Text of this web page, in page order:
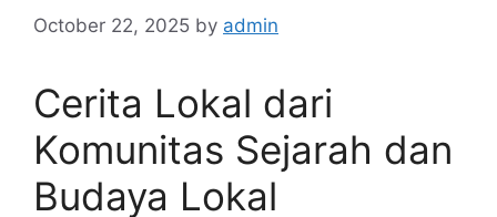
October 22, 2025 by admin
Cerita Lokal dari
Komunitas Sejarah dan
Budaya Lokal